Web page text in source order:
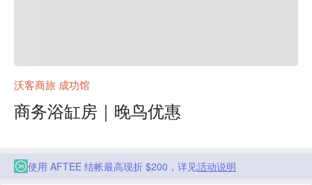
沃客商旅 成功馆
商务浴缸房｜晚鸟优惠
使用 AFTEE 结帐最高现折 $200，详见活动说明